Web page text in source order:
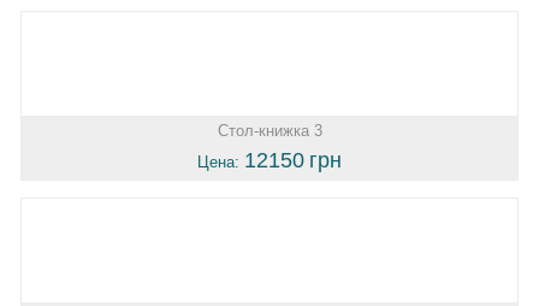
Стол-книжка 3
Цена: 12150 грн